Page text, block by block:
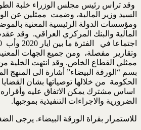
وقد تراس رئيس مجلس الوزراء خلبة
السيد وزير المالية، وضمت ممثلين عن
ومؤسسات الدولة الرئيسية المعنية
وتقارير مفصلة، ومن جميع الجهات
ممثلي القطاع الخاص. وقد انتهت الخلية
بسم “الورقة البيضاء” أشارة الى المنهج
الحكومة من خلالها توصياتها بشان
اساس مشترك يمكن الاتفاق عليه
الضرورية والاجراءات التنفيذية بموجبها.
للاستمرار بقراة الورقة البيضاء. يرجى